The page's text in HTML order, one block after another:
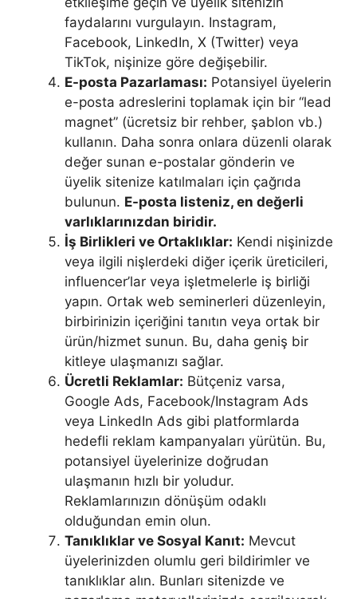
faydalarını vurgulayın. Instagram,
Facebook, LinkedIn, X (Twitter) veya
TikTok, nişinize göre değişebilir.
E-posta Pazarlaması: Potansiyel üyelerin
e-posta adreslerini toplamak için bir “lead
magnet” (ücretsiz bir rehber, şablon vb.)
kullanın. Daha sonra onlara düzenli olarak
değer sunan e-postalar gönderin ve
üyelik sitenize katılmaları için çağrıda
bulunun. E-posta listeniz, en değerli
varlıklarınızdan biridir.
İş Birlikleri ve Ortaklıklar: Kendi nişinizde
veya ilgili nişlerdeki diğer içerik üreticileri,
influencer’lar veya işletmelerle iş birliği
yapın. Ortak web seminerleri düzenleyin,
birbirinizin içeriğini tanıtın veya ortak bir
ürün/hizmet sunun. Bu, daha geniş bir
kitleye ulaşmanızı sağlar.
Ücretli Reklamlar: Bütçeniz varsa,
Google Ads, Facebook/Instagram Ads
veya LinkedIn Ads gibi platformlarda
hedefli reklam kampanyaları yürütün. Bu,
potansiyel üyelerinize doğrudan
ulaşmanın hızlı bir yoludur.
Reklamlarınızın dönüşüm odaklı
olduğundan emin olun.
Tanıklıklar ve Sosyal Kanıt: Mevcut
üyelerinizden olumlu geri bildirimler ve
tanıklıklar alın. Bunları sitenizde ve